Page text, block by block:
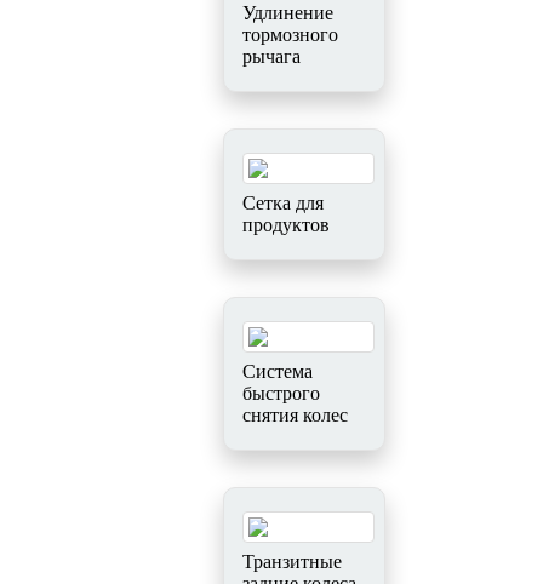
Удлинение
тормозного
рычага
Сетка для
продуктов
Система
быстрого
снятия колес
Транзитные